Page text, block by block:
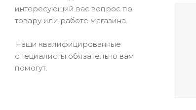
интересующий вас вопрос по
товару или работе магазина.
Наши квалифицированные
специалисты обязательно вам
помогут.